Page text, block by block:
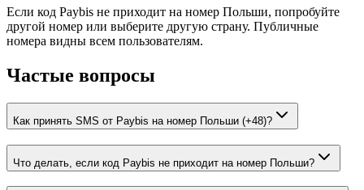
Если код Paybis не приходит на номер Польши, попробуйте
другой номер или выберите другую страну. Публичные
номера видны всем пользователям.
Частые вопросы
Как принять SMS от Paybis на номер Польши (+48)?
Что делать, если код Paybis не приходит на номер Польши?